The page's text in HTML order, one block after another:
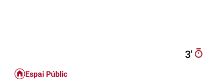
3′
Espai Públic